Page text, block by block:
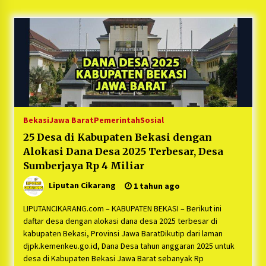
5 bulan ago
PNM Hadir dalam Setiap Langkah Dikha, Penari
Aura Farming yang Viral Ternyata Anak
Nasabah PNM Mekaar
1 tahun ago
Duh Kacau Banget, Karena Kecewa Tak Dapat
Fasilitas yang Sesuai, Para Peserta Retret
Sebelum Waktunya
1 tahun ago
Kartini Penggerak Lingkungan dari Sampah
1 tahun ago
PNM Berangkatkan Ratusan Peserta : Mudik
Aman Sampai Tujuan BUMN 2025
1 tahun ago
Ketua Umum Jurpala KOSMI Indonesia Gilang
BekasiJawa BaratPemerintahSosial
25 Desa di Kabupaten Bekasi dengan
Alokasi Dana Desa 2025 Terbesar, Desa
Sumberjaya Rp 4 Miliar
Liputan Cikarang 1 tahun ago
LIPUTANCIKARANG.com – KABUPATEN BEKASI – Berikut ini
daftar desa dengan alokasi dana desa 2025 terbesar di
kabupaten Bekasi, Provinsi Jawa BaratDikutip dari laman
djpk.kemenkeu.go.id, Dana Desa tahun anggaran 2025 untuk
desa di Kabupaten Bekasi Jawa Barat sebanyak Rp